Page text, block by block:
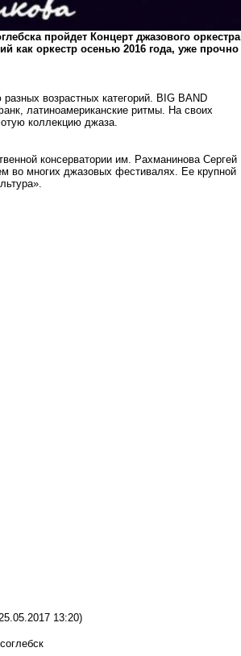
пройдет Концерт джазового оркестра
как оркестр осенью 2016 года, уже прочно
возрастных категорий. BIG BAND
латиноамериканские ритмы. На своих
коллекцию джаза.
консерватории им. Рахманинова Сергей
во многих джазовых фестивалях. Ее крупной
13:20)